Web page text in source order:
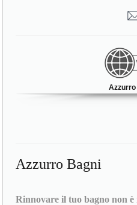
Azzurro
Azzurro Bagni
Rinnovare il tuo bagno non è